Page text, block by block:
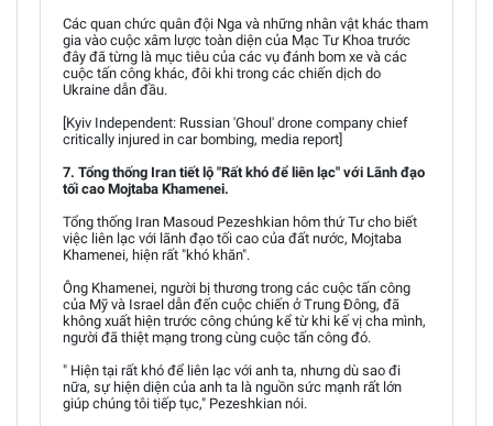
Các quan chức quân đội Nga và những nhân vật khác tham
gia vào cuộc xâm lược toàn diện của Mạc Tư Khoa trước
đây đã từng là mục tiêu của các vụ đánh bom xe và các
cuộc tấn công khác, đôi khi trong các chiến dịch do
Ukraine dẫn đầu.
[Kyiv Independent: Russian 'Ghoul' drone company chief
critically injured in car bombing, media report]
7. Tổng thống Iran tiết lộ "Rất khó để liên lạc" với Lãnh đạo
tối cao Mojtaba Khamenei.
Tổng thống Iran Masoud Pezeshkian hôm thứ Tư cho biết
việc liên lạc với lãnh đạo tối cao của đất nước, Mojtaba
Khamenei, hiện rất "khó khăn".
Ông Khamenei, người bị thương trong các cuộc tấn công
của Mỹ và Israel dẫn đến cuộc chiến ở Trung Đông, đã
không xuất hiện trước công chúng kể từ khi kế vị cha mình,
người đã thiệt mạng trong cùng cuộc tấn công đó.
" Hiện tại rất khó để liên lạc với anh ta, nhưng dù sao đi
nữa, sự hiện diện của anh ta là nguồn sức mạnh rất lớn
giúp chúng tôi tiếp tục," Pezeshkian nói.